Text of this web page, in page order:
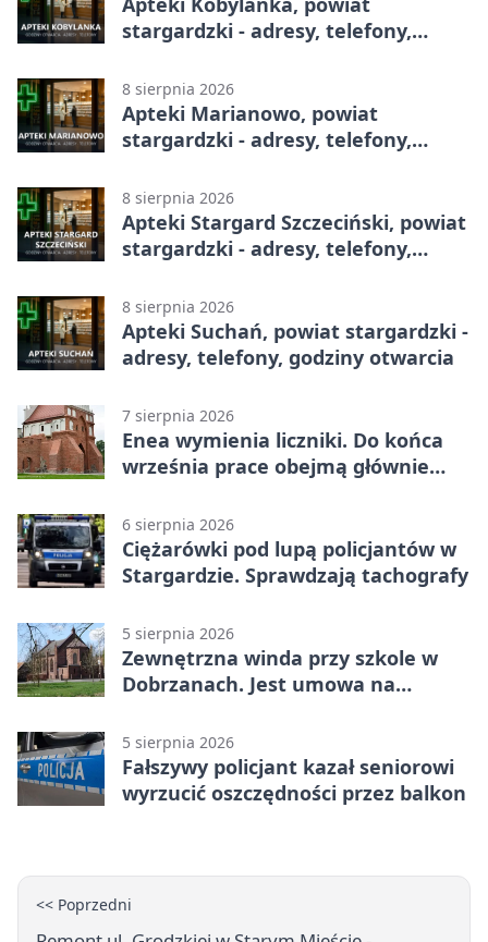
stargardzki - adresy, telefony,
8 sierpnia 2026
Apteki Marianowo, powiat
stargardzki - adresy, telefony,
8 sierpnia 2026
Apteki Stargard Szczeciński, powiat
stargardzki - adresy, telefony,
8 sierpnia 2026
Apteki Suchań, powiat stargardzki -
adresy, telefony, godziny otwarcia
7 sierpnia 2026
Enea wymienia liczniki. Do końca
września prace obejmą głównie
6 sierpnia 2026
Ciężarówki pod lupą policjantów w
Stargardzie. Sprawdzają tachografy
5 sierpnia 2026
Zewnętrzna winda przy szkole w
Dobrzanach. Jest umowa na
5 sierpnia 2026
Fałszywy policjant kazał seniorowi
wyrzucić oszczędności przez balkon
<< Poprzedni